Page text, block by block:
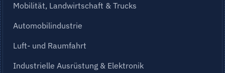
Mobilität, Landwirtschaft & Trucks
Automobilindustrie
Luft- und Raumfahrt
Industrielle Ausrüstung & Elektronik